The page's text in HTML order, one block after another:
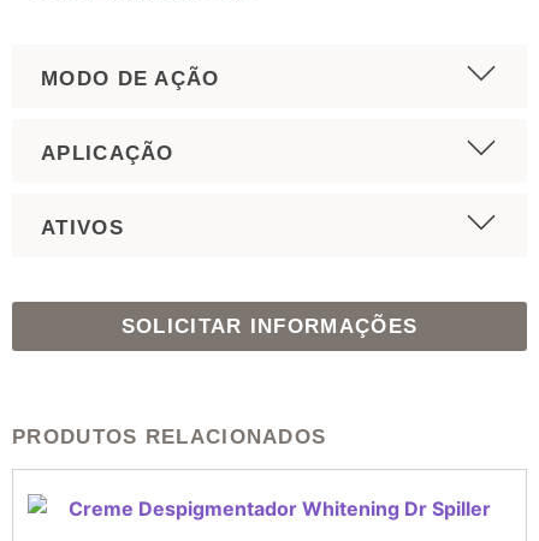
MODO DE AÇÃO
APLICAÇÃO
ATIVOS
SOLICITAR INFORMAÇÕES
PRODUTOS RELACIONADOS